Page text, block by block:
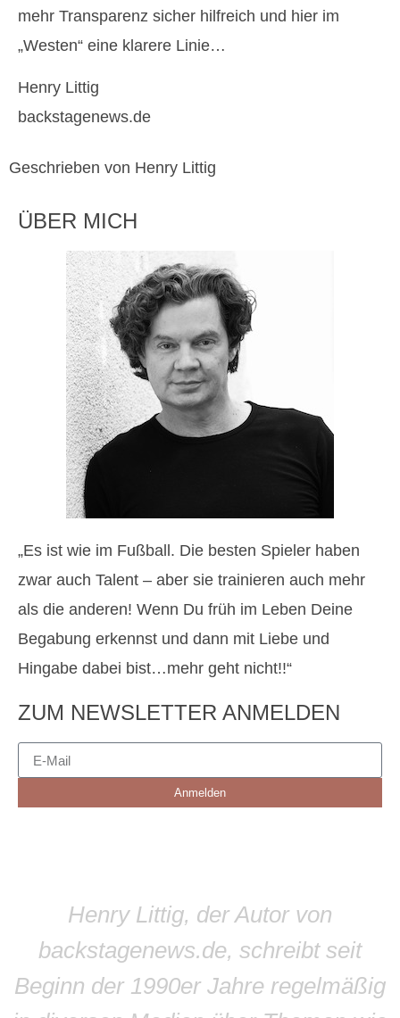
mehr Transparenz sicher hilfreich und hier im
„Westen“ eine klarere Linie…
Henry Littig
backstagenews.de
Geschrieben von Henry Littig
ÜBER MICH
„Es ist wie im Fußball. Die besten Spieler haben
zwar auch Talent – aber sie trainieren auch mehr
als die anderen! Wenn Du früh im Leben Deine
Begabung erkennst und dann mit Liebe und
Hingabe dabei bist…mehr geht nicht!!“
ZUM NEWSLETTER ANMELDEN
Anmelden
Henry Littig, der Autor von
backstagenews.de, schreibt seit
Beginn der 1990er Jahre regelmäßig